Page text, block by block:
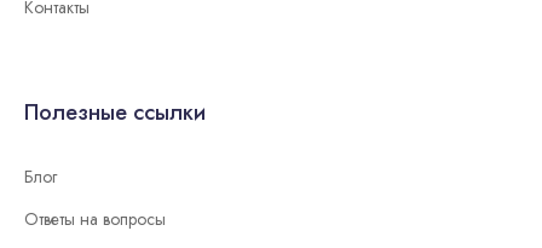
Контакты
Полезные ссылки
Блог
Ответы на вопросы